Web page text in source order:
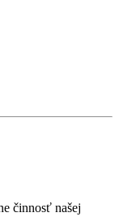
činnosť našej